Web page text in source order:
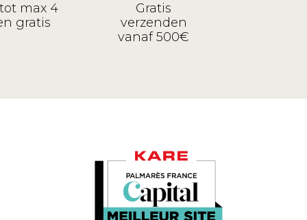
max 4
gratis
Gratis
verzenden
vanaf 500€